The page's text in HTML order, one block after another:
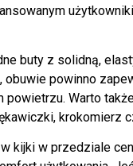
buty z solidną,
obuwie powinno
powietrzu. Warto
krokomierz
kijki w przedziale